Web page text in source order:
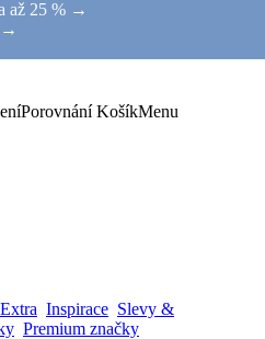
až 25 % →
→
Porovnání KošíkMenu
Inspirace Slevy &
Premium značky